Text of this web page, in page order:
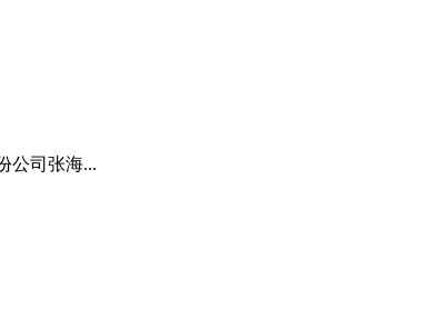
公司张海...